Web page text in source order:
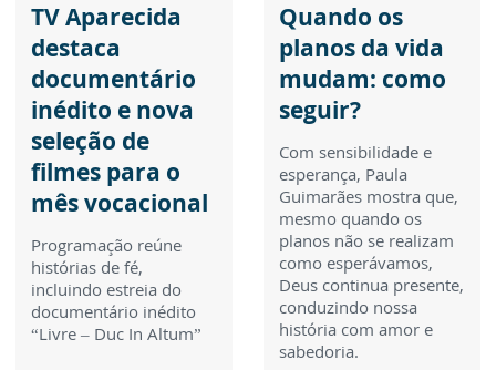
TV Aparecida
destaca
documentário
inédito e nova
seleção de
filmes para o
mês vocacional
Programação reúne
histórias de fé,
incluindo estreia do
documentário inédito
“Livre – Duc In Altum”
Quando os
planos da vida
mudam: como
seguir?
Com sensibilidade e
esperança, Paula
Guimarães mostra que,
mesmo quando os
planos não se realizam
como esperávamos,
Deus continua presente,
conduzindo nossa
história com amor e
sabedoria.